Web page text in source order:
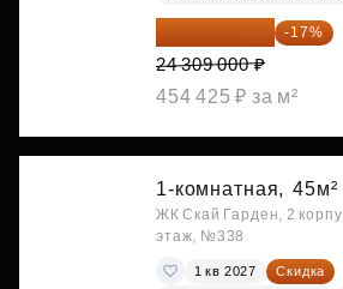
20 176 470 ₽ -17%
24 309 000 ₽
454 425 ₽ за м²
1-комнатная, 45м²
ЖК Скай Гарден, 2
этаж, №338
1 кв 2027
Скидка